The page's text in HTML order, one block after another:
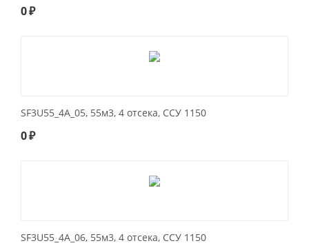
0₽
SF3U55_4A_05, 55м3, 4 отсека, ССУ 1150
0₽
SF3U55_4A_06, 55м3, 4 отсека, ССУ 1150